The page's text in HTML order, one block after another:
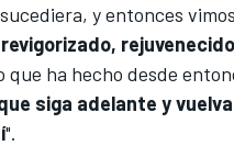
y entonces
rejuvenecido
que ha hecho desde
siga adelante y
".